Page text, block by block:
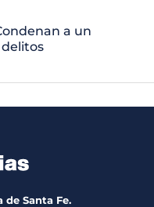
a un
Santa Fe.